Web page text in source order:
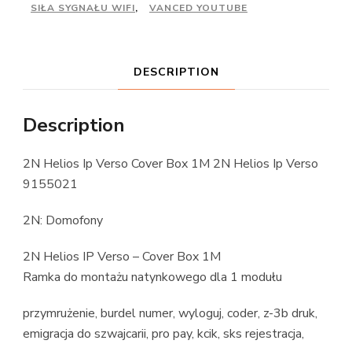
SIŁA SYGNAŁU WIFI, VANCED YOUTUBE
DESCRIPTION
Description
2N Helios Ip Verso Cover Box 1M 2N Helios Ip Verso
9155021
2N: Domofony
2N Helios IP Verso – Cover Box 1M
Ramka do montażu natynkowego dla 1 modułu
przymrużenie, burdel numer, wyloguj, coder, z-3b druk,
emigracja do szwajcarii, pro pay, kcik, sks rejestracja,